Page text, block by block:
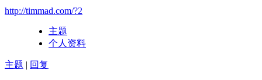
http://timmad.com/?2
主题
个人资料
主题 | 回复